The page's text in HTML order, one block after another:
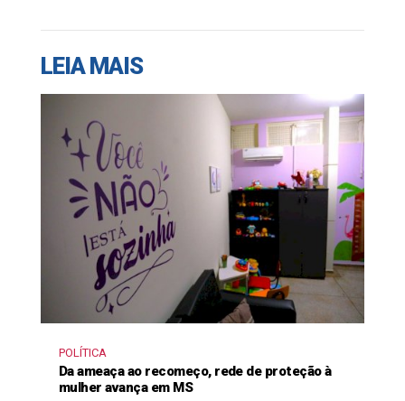
LEIA MAIS
POLÍTICA
Da ameaça ao recomeço, rede de proteção à
mulher avança em MS